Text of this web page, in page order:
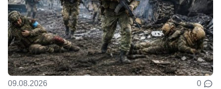
09.08.2026 0